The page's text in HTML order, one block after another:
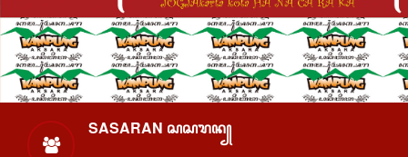
SASARAN ꦱꦱꦫꦤ꧀